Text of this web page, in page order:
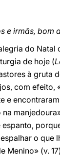
e irmãs, bom
do Natal
de hoje (
à gruta
com efeito,
e
o que
Menino» (v.